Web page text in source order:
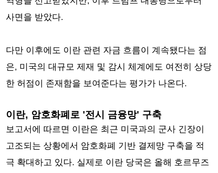
사면을 받았다.
다만 이후에도 이란 관련 자금 흐름이 계속됐다는 점
은, 미국의 대규모 제재 및 감시 체계에도 여전히 상당
한 허점이 존재함을 보여준다는 평가가 나온다.
이란, 암호화폐로 '전시 금융망' 구축
보고서에 따르면 이란은 최근 미국과의 군사 긴장이
고조되는 상황에서 암호화폐 기반 결제망 구축을 적
극 확대하고 있다. 실제로 이란 당국은 올해 호르무즈